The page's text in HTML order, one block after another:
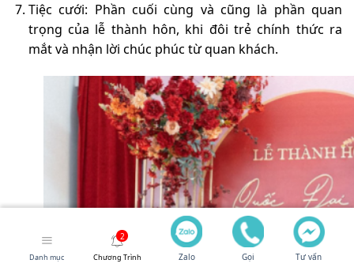
Tiệc cưới: Phần cuối cùng và cũng là phần quan
trọng của lễ thành hôn, khi đôi trẻ chính thức ra
mắt và nhận lời chúc phúc từ quan khách.
Danh mục Chương Trình Zalo Gọi Tư vấn